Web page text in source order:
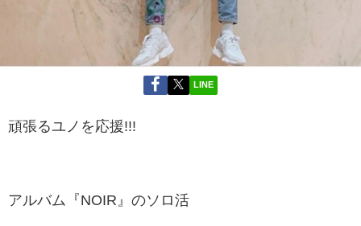
LINE
頑張るユノを応援!!!
アルバム『NOIR』のソロ活